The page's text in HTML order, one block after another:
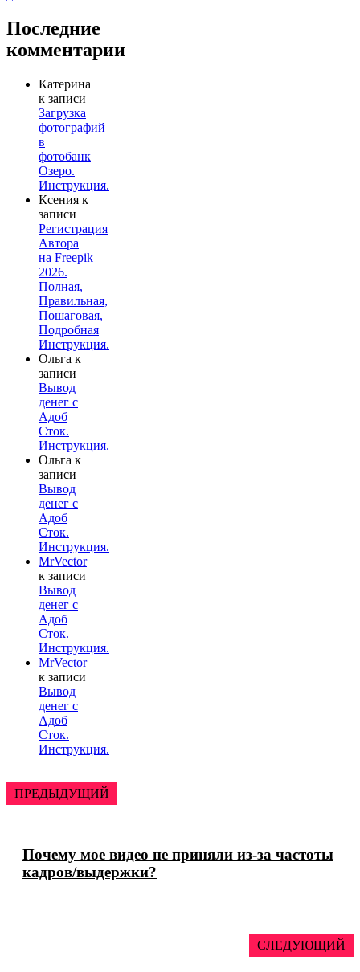
Последние
комментарии
Катерина
к записи
Загрузка
фотографий
в
фотобанк
Озеро.
Инструкция.
Ксения к
записи
Регистрация
Автора
на Freepik
2026.
Полная,
Правильная,
Пошаговая,
Подробная
Инструкция.
Ольга к
записи
Вывод
денег с
Адоб
Сток.
Инструкция.
Ольга к
записи
Вывод
денег с
Адоб
Сток.
Инструкция.
MrVector
к записи
Вывод
денег с
Адоб
Сток.
Инструкция.
MrVector
к записи
Вывод
денег с
Адоб
Сток.
Инструкция.
ПРЕДЫДУЩИЙ
Почему мое видео не приняли из-за частоты
кадров/выдержки?
СЛЕДУЮЩИЙ